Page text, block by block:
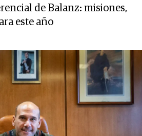
de Balanz: misiones,
este año